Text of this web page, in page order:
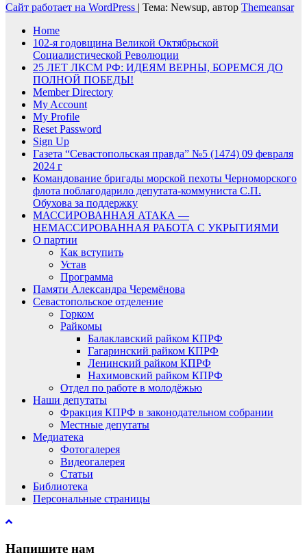
Сайт работает на WordPress | Тема: Newsup, автор Themeansar
Home
102-я годовщина Великой Октябрьской
Социалистической Революции
25 ЛЕТ ЛКСМ РФ: ИДЕЯМ ВЕРНЫ, БОРЕМСЯ ДО
ПОЛНОЙ ПОБЕДЫ!
Member Directory
My Account
My Profile
Reset Password
Sign Up
Газета “Севастопольская правда” №5 (1474) 09 февраля
2024 г
Командование бригады морской пехоты Черноморского
флота поблагодарило депутата-коммуниста С.П.
Обухова за поддержку
МАССИРОВАННАЯ АТАКА —
НЕМАССИРОВАННАЯ РАБОТА С УКРЫТИЯМИ
О партии
Как вступить
Устав
Программа
Памяти Александра Черемёнова
Севастопольское отделение
Горком
Райкомы
Балаклавский райком КПРФ
Гагаринский райком КПРФ
Ленинский райком КПРФ
Нахимовский райком КПРФ
Отдел по работе в молодёжью
Наши депутаты
Фракция КПРФ в законодательном собрании
Местные депутаты
Медиатека
Фотогалерея
Видеогалерея
Статьи
Библиотека
Персональные страницы
Напишите нам